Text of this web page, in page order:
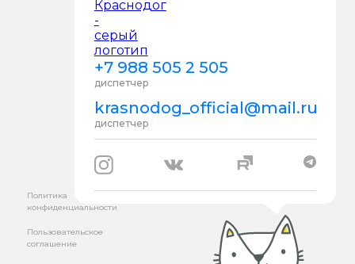
+7 988 505 2 505
диспетчер
krasnodog_official@mail.ru
диспетчер
Политика
конфиденциальности
Пользовательское
соглашение